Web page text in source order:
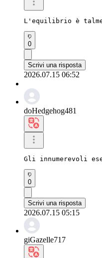
L'equilibrio è
0
Scrivi una risposta
2026.07.15 06:52
doHedgehog481
Gli innumerevoli
0
Scrivi una risposta
2026.07.15 05:15
giGazelle717